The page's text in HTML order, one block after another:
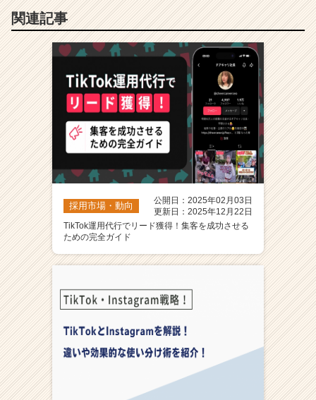
関連記事
採用市場・動向
公開日：2025年02月03日
更新日：2025年12月22日
TikTok運用代行でリード獲得！集客を成功させる
ための完全ガイド